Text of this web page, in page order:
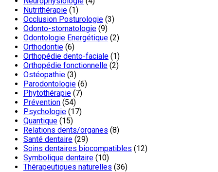
Nutrithérapie (1)
Occlusion Posturologie (3)
Odonto-stomatologie (9)
Odontologie Energétique (2)
Orthodontie (6)
Orthopédie dento-faciale (1)
Orthopédie fonctionnelle (2)
Ostéopathie (3)
Parodontologie (6)
Phytothérapie (7)
Prévention (54)
Psychologie (17)
Quantique (15)
Relations dents/organes (8)
Santé dentaire (29)
Soins dentaires biocompatibles (12)
Symbolique dentaire (10)
Thérapeutiques naturelles (36)